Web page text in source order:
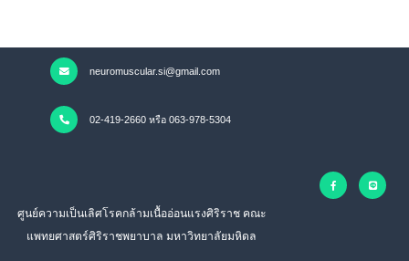
neuromuscular.si@gmail.com
02-419-2660 หรือ 063-978-5304
ศูนย์ความเป็นเลิศโรคกล้ามเนื้ออ่อนแรงศิริราช คณะ
แพทยศาสตร์ศิริราชพยาบาล มหาวิทยาลัยมหิดล